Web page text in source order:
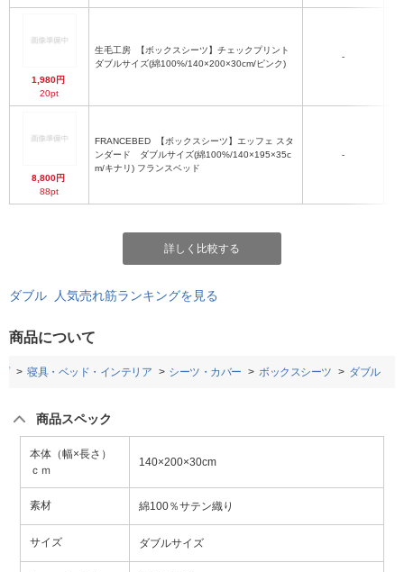
1,980円
20pt
生毛工房
ダブルサイズ(綿100%/140×200×30cm/ピンク)
-
8,800円
88pt
FRANCEBED
ンダード ダブルサイズ(綿100%/140×195×35c
m/キナリ) フランスベッド
-
詳しく比較する
ダブル 人気売れ筋ランキングを見る
商品について
寝具・ベッド・インテリア シーツ・カバー ボックスシーツ ダブル
商品スペック
本体（幅×長さ）
ｃｍ
140×200×30cm
素材 綿100％サテン織り
サイズ ダブルサイズ